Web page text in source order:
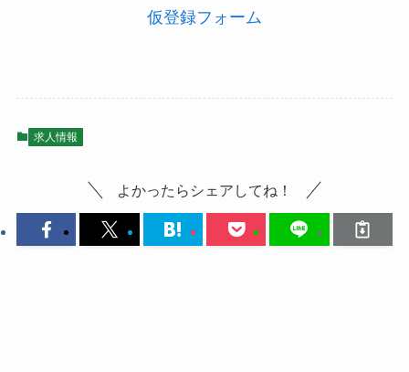
仮登録フォーム
求人情報
よかったらシェアしてね！